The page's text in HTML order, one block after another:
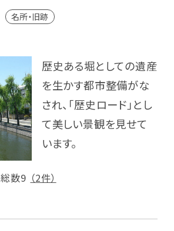
名所・旧跡
歴史ある堀としての遺産
を生かす都市整備がな
され、「歴史ロード」とし
て美しい景観を見せて
います。
総数9 （2件）